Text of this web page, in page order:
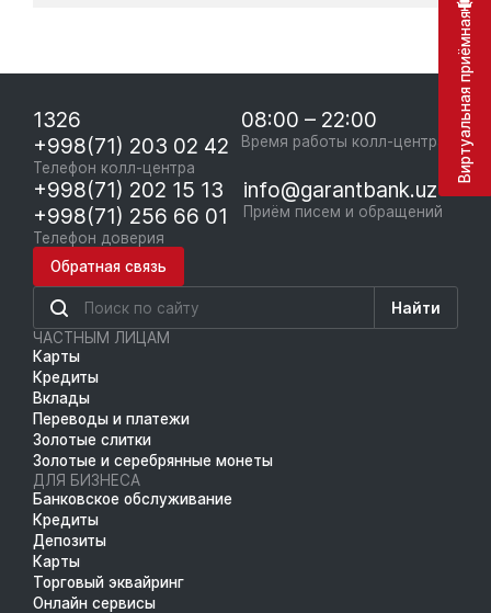
1326
+998(71) 203 02 42
Телефон колл-центра
08:00 – 22:00
Время работы колл-центра
+998(71) 202 15 13
+998(71) 256 66 01
Телефон доверия
info@garantbank.uz
Приём писем и обращений
Обратная связь
Найти
ЧАСТНЫМ ЛИЦАМ
Карты
Кредиты
Вклады
Переводы и платежи
Золотые слитки
Золотые и серебрянные монеты
ДЛЯ БИЗНЕСА
Банковское обслуживание
Кредиты
Депозиты
Карты
Торговый эквайринг
Онлайн сервисы
Виртуальная приёмная